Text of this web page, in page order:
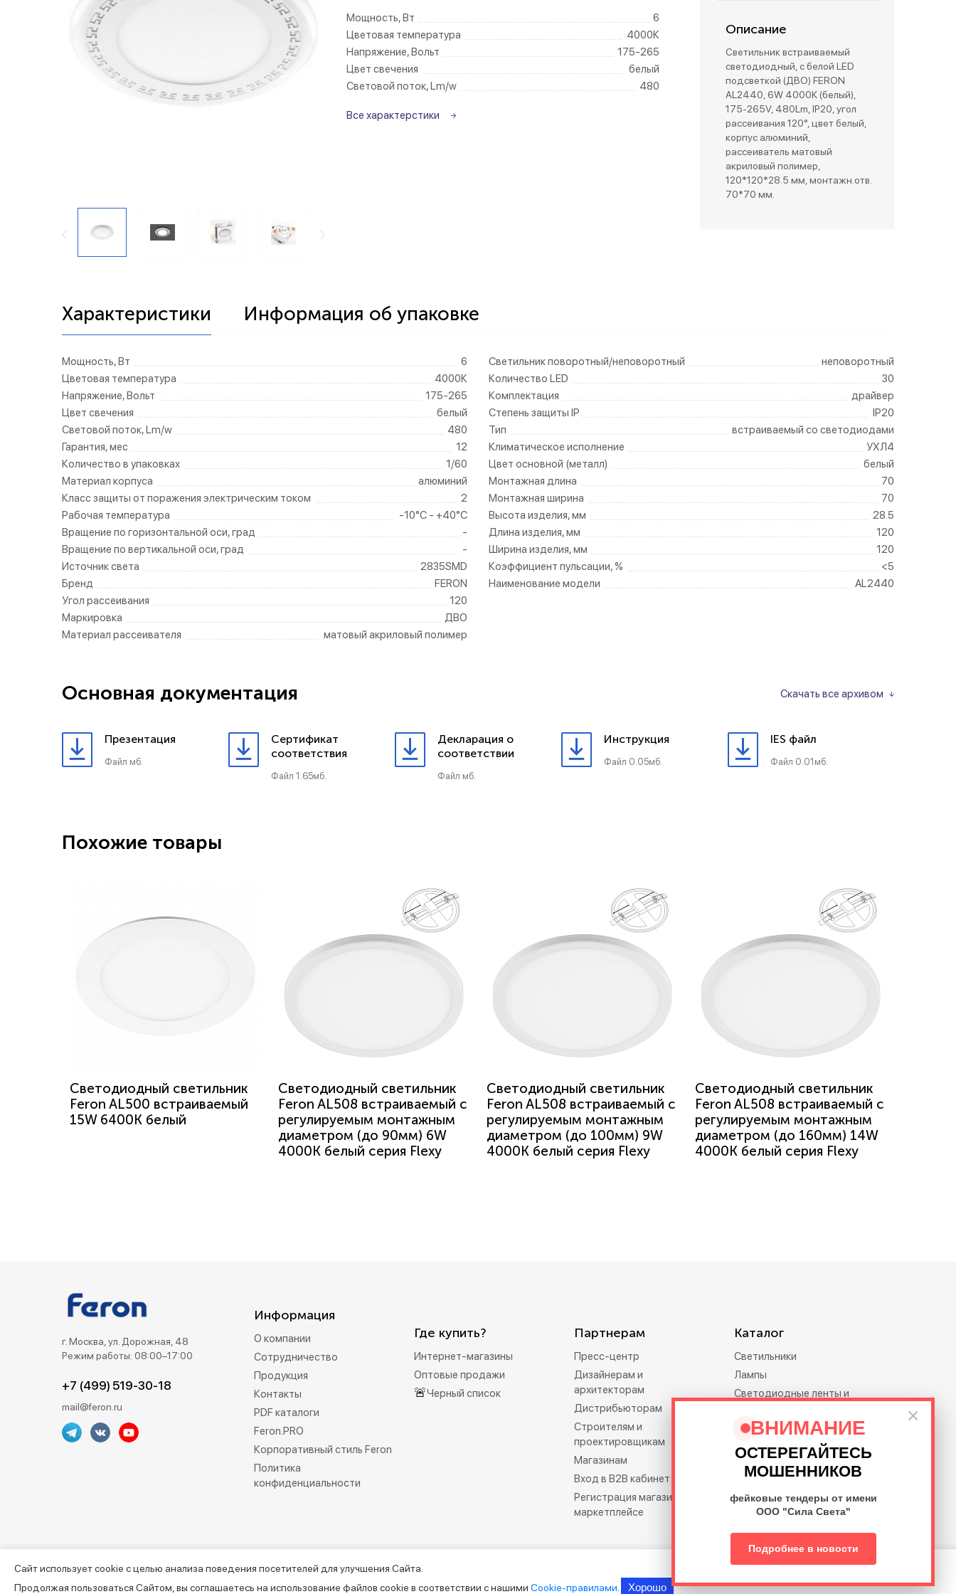
×
ВНИМАНИЕ
ОСТЕРЕГАЙТЕСЬ
МОШЕННИКОВ
фейковые тендеры от имени
ООО "Сила Света"
Подробнее в новости
Беспроводные выключатели Беспроводные розетки
Контроллеры и реле 220в Розетки садово-парковые
Мощность, Вт
6
Цветовая температура
4000К
Напряжение, Вольт
175-265
Цвет свечения
белый
Световой поток, Lm/w
480
Все характерстики
Описание
Светильник встраиваемый
светодиодный, с белой LED
подсветкой (ДВО) FERON
AL2440, 6W 4000К (белый),
175-265V, 480Lm, IP20, угол
рассеивания 120°, цвет белый,
корпус алюминий,
рассеиватель матовый
акриловый полимер,
120*120*28.5 мм, монтажн.отв.
70*70 мм.
Характеристики Информация об упаковке
Мощность, Вт
6
Цветовая температура
4000К
Напряжение, Вольт
175-265
Цвет свечения
белый
Световой поток, Lm/w
480
Гарантия, мес
12
Количество в упаковках
1/60
Материал корпуса
алюминий
Класс защиты от поражения электрическим током
2
Рабочая температура
-10°C - +40°C
Вращение по горизонтальной оси, град
-
Вращение по вертикальной оси, град
-
Источник света
2835SMD
Бренд
FERON
Угол рассеивания
120
Маркировка
ДВО
Материал рассеивателя
матовый акриловый полимер
Светильник поворотный/неповоротный
неповоротный
Количество LED
30
Комплектация
драйвер
Степень защиты IP
IP20
Тип
встраиваемый со светодиодами
Климатическое исполнение
УХЛ4
Цвет основной (металл)
белый
Монтажная длина
70
Монтажная ширина
70
Высота изделия, мм
28.5
Длина изделия, мм
120
Ширина изделия, мм
120
Коэффициент пульсации, %
<5
Наименование модели
AL2440
Скачать все архивом
Основная документация
Презентация
Файл мб.
Сертификат
соответствия
Файл 1.65мб.
Декларация о
соответствии
Файл мб.
Инструкция
Файл 0.05мб.
IES файл
Файл 0.01мб.
Похожие товары
Светодиодный светильник
Feron AL500 встраиваемый
15W 6400K белый
Светодиодный светильник
Feron AL508 встраиваемый с
регулируемым монтажным
диаметром (до 90мм) 6W
4000K белый серия Flexy
Светодиодный светильник
Feron AL508 встраиваемый с
регулируемым монтажным
диаметром (до 100мм) 9W
4000K белый серия Flexy
Светодиодный светильник
Feron AL508 встраиваемый с
регулируемым монтажным
диаметром (до 160мм) 14W
4000K белый серия Flexy
г. Москва, ул. Дорожная, 48
Режим работы: 08:00–17:00
+7 (499) 519-30-18
mail@feron.ru
Информация
О компании
Сотрудничество
Продукция
Контакты
PDF каталоги
Feron.PRO
Корпоративный стиль Feron
Политика
конфиденциальности
Где купить?
Интернет-магазины
Оптовые продажи
🚨Черный список
Партнерам
Пресс-центр
Дизайнерам и
архитекторам
Дистрибьюторам
Строителям и
проектировщикам
Магазинам
Вход в B2B кабинет
Регистрация магазина на
маркетплейсе
Каталог
Светильники
Лампы
Светодиодные ленты и
Электротовары
Праздничное освещение
Освещение премиум-
класса Feron.PRO
©2013–2026. Все права защищены. Данный сайт носит информационно-справочный характер и не является публичной офертой.
Сайт использует cookie с целью анализа поведения посетителей для улучшения Сайта.
Продолжая пользоваться Сайтом, вы соглашаетесь на использование файлов cookie в соответствии с нашими Cookie-правилами Хорошо